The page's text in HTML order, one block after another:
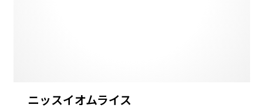
ニッスイオムライス